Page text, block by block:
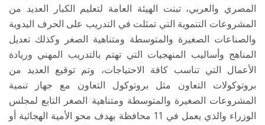
المصري والعربي، تبنت الهيئة العامة لتعليم الكبار العديد من
المشروعات التنموية التي تمثلت في التدريب على الحرف اليدوية
والصناعات الصغيرة والمتوسطة ومتناهية الصغر وكذلك تعديل
المناهج وأساليب المنهجيات التي تهتم بالتدريب المهني وريادة
الأعمال التي تناسب كافة الاحتياجات، وتم توقيع العديد من
بروتوكولات التعاون مثل بروتوكول التعاون مع جهاز تنمية
المشروعات الصغيرة والمتوسطة ومتناهية الصغر التابع لمجلس
الوزراء والذي يعمل في 11 محافظة بهدف محو الأمية الهجائية أو